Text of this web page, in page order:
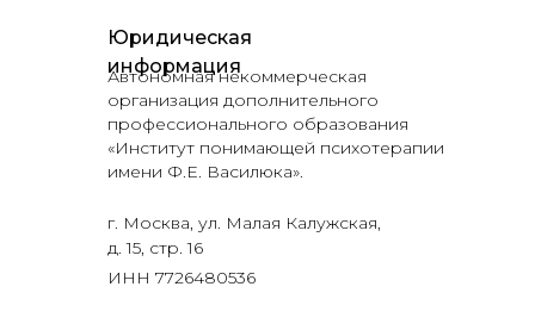
Юридическая
информация
Автономная некоммерческая
организация дополнительного
профессионального образования
«Институт понимающей психотерапии
имени Ф.Е. Василюка».
ИНН 7726480536
г. Москва, ул. Малая Калужская,
д. 15, стр. 16